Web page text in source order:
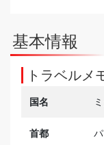
基本情報
トラベルメ
国名
首都